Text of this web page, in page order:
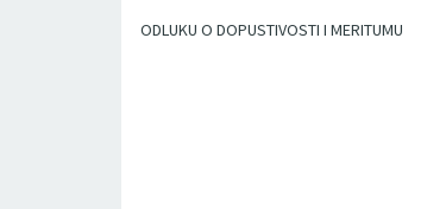
ODLUKU O DOPUSTIVOSTI I MERITUMU